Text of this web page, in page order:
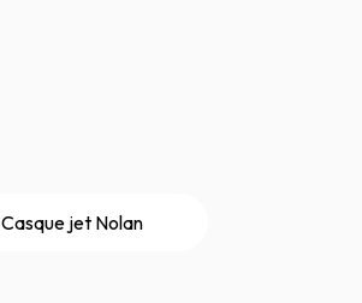
Casque jet Nolan